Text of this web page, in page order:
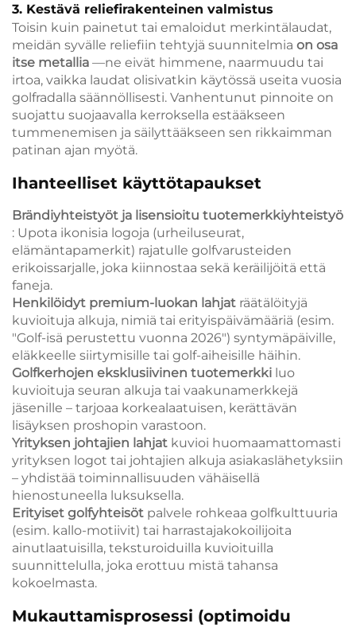
3. Kestävä reliefirakenteinen valmistus
Toisin kuin painetut tai emaloidut merkintälaudat,
meidän syvälle reliefiin tehtyjä suunnitelmia on osa
itse metallia —ne eivät himmene, naarmuudu tai
irtoa, vaikka laudat olisivatkin käytössä useita vuosia
golfradalla säännöllisesti. Vanhentunut pinnoite on
suojattu suojaavalla kerroksella estääkseen
tummenemisen ja säilyttääkseen sen rikkaimman
patinan ajan myötä.
Ihanteelliset käyttötapaukset
Brändiyhteistyöt ja lisensioitu tuotemerkkiyhteistyö
: Upota ikonisia logoja (urheiluseurat,
elämäntapamerkit) rajatulle golfvarusteiden
erikoissarjalle, joka kiinnostaa sekä keräilijöitä että
faneja.
Henkilöidyt premium-luokan lahjat räätälöityjä
kuvioituja alkuja, nimiä tai erityispäivämääriä (esim.
"Golf-isä perustettu vuonna 2026") syntymäpäiville,
eläkkeelle siirtymisille tai golf-aiheisille häihin.
Golfkerhojen eksklusiivinen tuotemerkki luo
kuvioituja seuran alkuja tai vaakunamerkkejä
jäsenille – tarjoaa korkealaatuisen, kerättävän
lisäyksen proshopin varastoon.
Yrityksen johtajien lahjat kuvioi huomaamattomasti
yrityksen logot tai johtajien alkuja asiakaslähetyksiin
– yhdistää toiminnallisuuden vähäisellä
hienostuneella luksuksella.
Erityiset golfyhteisöt palvele rohkeaa golfkulttuuria
(esim. kallo-motiivit) tai harrastajakokoilijoita
ainutlaatuisilla, teksturoiduilla kuvioituilla
suunnittelulla, joka erottuu mistä tahansa
kokoelmasta.
Mukauttamisprosessi (optimoidu